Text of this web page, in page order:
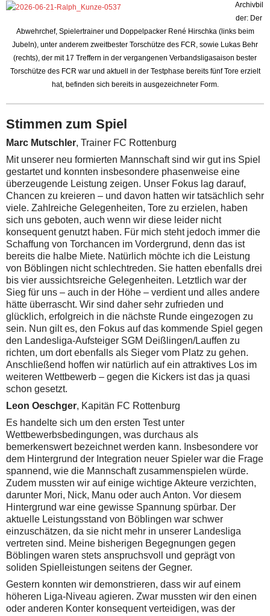
Archivbil
der: Der
Abwehrchef, Spielertrainer und Doppelpacker René Hirschka (links beim
Jubeln), unter anderem zweitbester Torschütze des FCR, sowie Lukas Behr
(rechts), der mit 17 Treffern in der vergangenen Verbandsligasaison bester
Torschütze des FCR war und aktuell in der Testphase bereits fünf Tore erzielt
hat, befinden sich bereits in ausgezeichneter Form.
Stimmen zum Spiel
Marc Mutschler, Trainer FC Rottenburg
Mit unserer neu formierten Mannschaft sind wir gut ins Spiel
gestartet und konnten insbesondere phasenweise eine
überzeugende Leistung zeigen. Unser Fokus lag darauf,
Chancen zu kreieren – und davon hatten wir tatsächlich sehr
viele. Zahlreiche Gelegenheiten, Tore zu erzielen, haben
sich uns geboten, auch wenn wir diese leider nicht
konsequent genutzt haben. Für mich steht jedoch immer die
Schaffung von Torchancen im Vordergrund, denn das ist
bereits die halbe Miete. Natürlich möchte ich die Leistung
von Böblingen nicht schlechtreden. Sie hatten ebenfalls drei
bis vier aussichtsreiche Gelegenheiten. Letztlich war der
Sieg für uns – auch in der Höhe – verdient und alles andere
hätte überrascht. Wir sind daher sehr zufrieden und
glücklich, erfolgreich in die nächste Runde eingezogen zu
sein. Nun gilt es, den Fokus auf das kommende Spiel gegen
den Landesliga-Aufsteiger SGM Deißlingen/Lauffen zu
richten, um dort ebenfalls als Sieger vom Platz zu gehen.
Anschließend hoffen wir natürlich auf ein attraktives Los im
weiteren Wettbewerb – gegen die Kickers ist das ja quasi
schon gesetzt.
Leon Oeschger, Kapitän FC Rottenburg
Es handelte sich um den ersten Test unter
Wettbewerbsbedingungen, was durchaus als
bemerkenswert bezeichnet werden kann. Insbesondere vor
dem Hintergrund der Integration neuer Spieler war die Frage
spannend, wie die Mannschaft zusammenspielen würde.
Zudem mussten wir auf einige wichtige Akteure verzichten,
darunter Mori, Nick, Manu oder auch Anton. Vor diesem
Hintergrund war eine gewisse Spannung spürbar. Der
aktuelle Leistungsstand von Böblingen war schwer
einzuschätzen, da sie nicht mehr in unserer Landesliga
vertreten sind. Meine bisherigen Begegnungen gegen
Böblingen waren stets anspruchsvoll und geprägt von
soliden Spielleistungen seitens der Gegner.
Gestern konnten wir demonstrieren, dass wir auf einem
höheren Liga-Niveau agieren. Zwar mussten wir den einen
oder anderen Konter konsequent verteidigen, was der